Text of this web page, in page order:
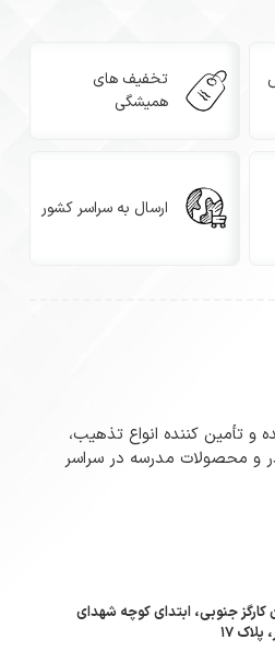
تخفیف های
همیشگی
ارسال به سراسر کشور
و تأمین کننده انواع تذهیب،
و محصولات مدرسه در سراسر
کارگز جنوبی، ابتدای کوچه شهدای
۱۷